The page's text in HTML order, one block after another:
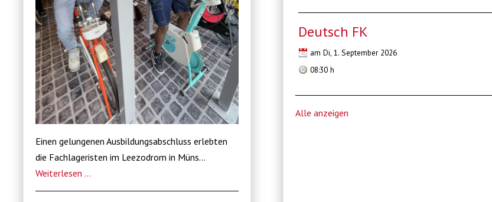
Einen gelungenen Ausbildungsabschluss erlebten
die Fachlageristen im Leezodrom in Müns...
Weiterlesen …
Deutsch FK
am Di, 1. September 2026
08:30 h
Alle anzeigen